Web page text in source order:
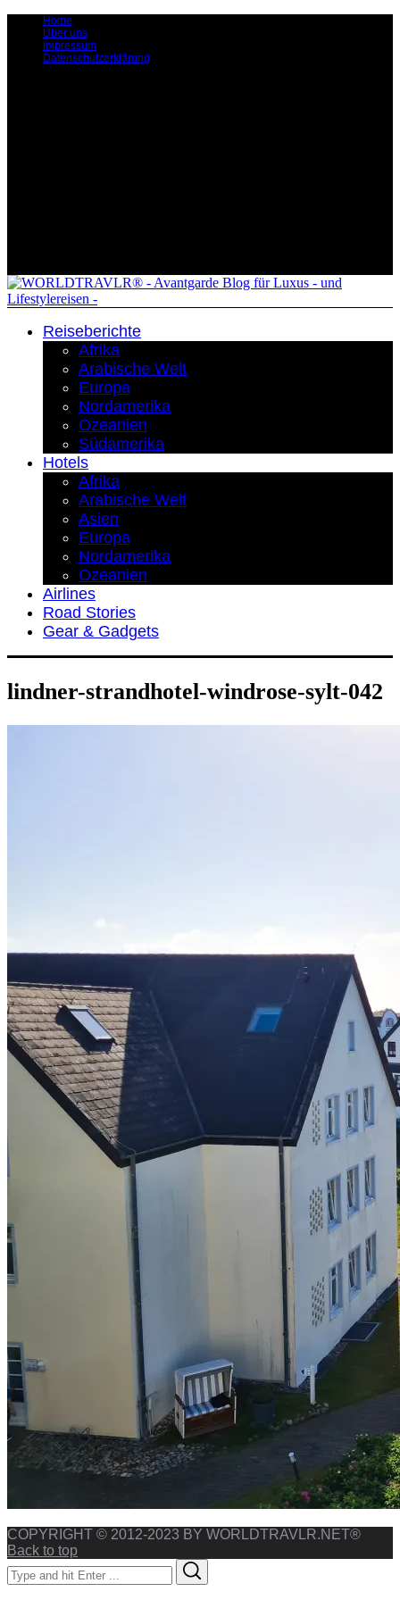
Home
Über uns
Impressum
Datenschutzerklärung
Reiseberichte
Afrika
Arabische Welt
Europa
Nordamerika
Ozeanien
Südamerika
Hotels
Afrika
Arabische Welt
Asien
Europa
Nordamerika
Ozeanien
Airlines
Road Stories
Gear & Gadgets
lindner-strandhotel-windrose-sylt-042
COPYRIGHT © 2012-2023 BY WORLDTRAVLR.NET®
Back to top
Search
for: